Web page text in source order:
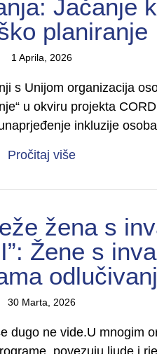
Jačanje
planiranje
1 Aprila, 2026
s Unijom organizacija
u okviru projekta
inkluzije
Pročitaj višeabout Od
žena s
Žene s
30 Marta, 2026
dugo ne vide.U mnogim
povezuju ljude i